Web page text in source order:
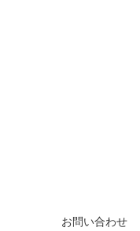
お問い合わせ